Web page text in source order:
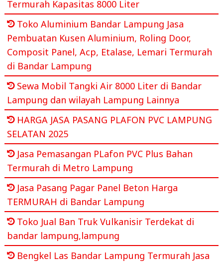
Termurah Kapasitas 8000 Liter
Toko Aluminium Bandar Lampung Jasa
Pembuatan Kusen Aluminium, Roling Door,
Composit Panel, Acp, Etalase, Lemari Termurah
di Bandar Lampung
Sewa Mobil Tangki Air 8000 Liter di Bandar
Lampung dan wilayah Lampung Lainnya
HARGA JASA PASANG PLAFON PVC LAMPUNG
SELATAN 2025
Jasa Pemasangan PLafon PVC Plus Bahan
Termurah di Metro Lampung
Jasa Pasang Pagar Panel Beton Harga
TERMURAH di Bandar Lampung
Toko Jual Ban Truk Vulkanisir Terdekat di
bandar lampung,lampung
Bengkel Las Bandar Lampung Termurah Jasa